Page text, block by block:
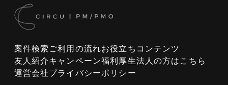
案件検索 ご利用の流れお役立ちコンテンツ
友人紹介キャンペーン福利厚生法人の方はこちら
運営会社プライバシーポリシー